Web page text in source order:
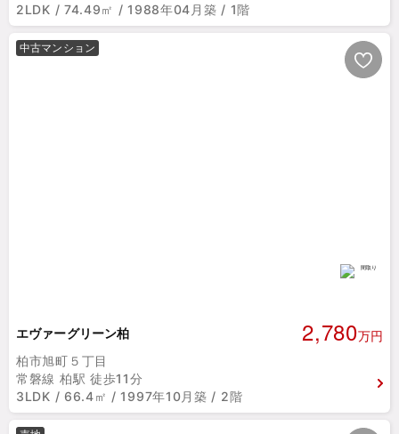
2LDK / 74.49㎡ / 1988年04月築 / 1階
中古マンション
エヴァーグリーン柏 2,780万円
柏市旭町５丁目
常磐線 柏駅 徒歩11分
3LDK / 66.4㎡ / 1997年10月築 / 2階